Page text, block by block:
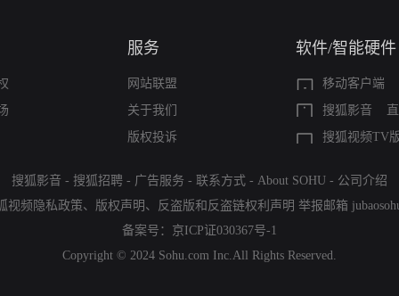
服务
网站联盟
关于我们
版权投诉
软件/智能硬件
移动客户端
搜狐影音
搜狐视频TV
搜狐影音 - 搜狐招聘 - 广告服务 - 联系方式 - About SOHU - 公司介绍
视频隐私政策、 版权声明 、 反盗版和反盗链权利声明 举报邮箱
备案号： 京ICP证030367号-1
Copyright © 2024 Sohu.com Inc.All Rights Reserved.